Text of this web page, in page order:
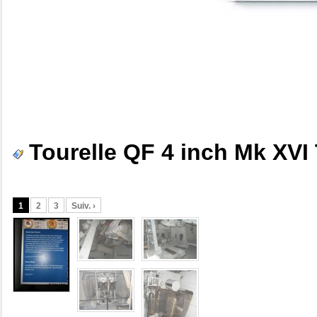
Tourelle QF 4 inch Mk XVI
1 2 3 Suiv. ›